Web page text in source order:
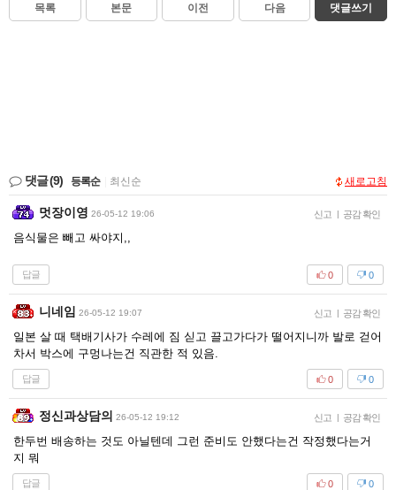
목록 본문 이전 다음 댓글쓰기
댓글(9) 등록순 최신순 새로고침
멋장이영 26-05-12 19:06 신고 | 공감 확인
음식물은 빼고 싸야지,,
답글 0
0
니네임 26-05-12 19:07 신고 | 공감 확인
일본 살 때 택배기사가 수레에 짐 싣고 끌고가다가 떨어지니까 발로 걷어
차서 박스에 구멍나는건 직관한 적 있음.
답글 0
0
정신과상담의 26-05-12 19:12 신고 | 공감 확인
한두번 배송하는 것도 아닐텐데 그런 준비도 안했다는건 작정했다는거
지 뭐
답글 0
0